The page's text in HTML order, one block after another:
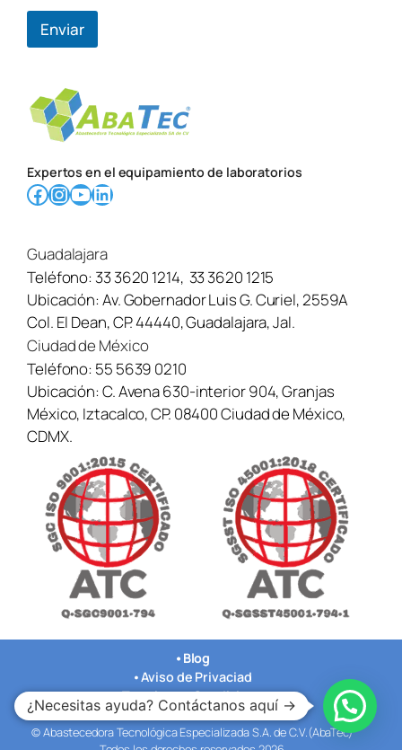
Enviar
Expertos en el equipamiento de laboratorios
Facebook InstagramYouTube LinkedIn
Guadalajara
Teléfono:33 3620 1214, 33 3620 1215
Ubicación:Av. Gobernador Luis G. Curiel, 2559A
Col. El Dean, CP. 44440, Guadalajara, Jal.
Ciudad de México
Teléfono: 55 5639 0210
Ubicación:C. Avena 630-interior 904, Granjas
México, Iztacalco, CP. 08400 Ciudad de México,
CDMX.
• Blog
•Aviso de Privaciad
•Terminos y Condiciones
•Nuestras Oficinas
© Abastecedora Tecnológica Especializada S.A. de C.V.(AbaTec)
¿Necesitas ayuda? Contáctanos aquí →